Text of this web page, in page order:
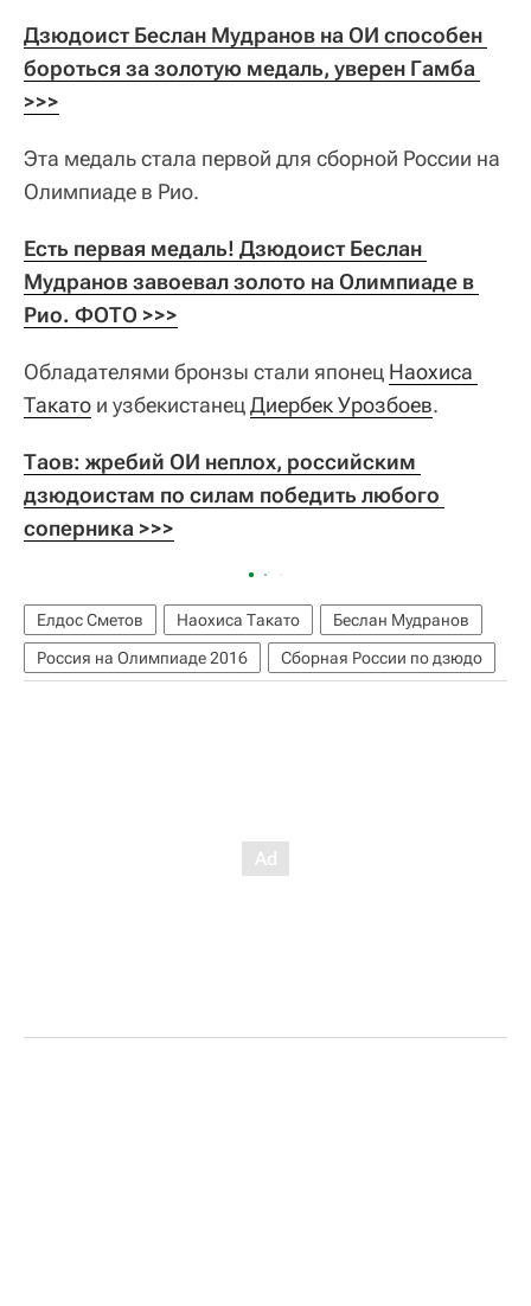
Дзюдоист Беслан Мудранов на ОИ способен
бороться за золотую медаль, уверен Гамба
>>>
Эта медаль стала первой для сборной России на
Олимпиаде в Рио.
Есть первая медаль! Дзюдоист Беслан
Мудранов завоевал золото на Олимпиаде в
Рио. ФОТО >>>
Обладателями бронзы стали японец Наохиса
Такато и узбекистанецДиербек Урозбоев.
Таов: жребий ОИ неплох, российским
дзюдоистам по силам победить любого
соперника >>>
Елдос Сметов Наохиса Такато
Беслан Мудранов
Россия на Олимпиаде 2016
Сборная России по дзюдо